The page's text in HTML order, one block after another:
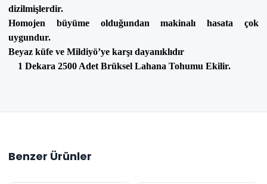
dizilmişlerdir.
Homojen büyüme olduğundan makinalı hasata çok
uygundur.
Beyaz küfe ve Mildiyö’ye karşı dayanıklıdır
1 Dekara 2500 Adet Brüksel Lahana Tohumu Ekilir.
Benzer Ürünler